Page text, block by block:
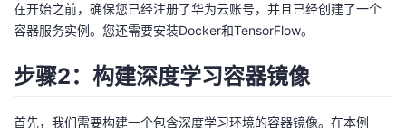
客
论
的
我
我
的
我
在开始之前，确保您已经注册了华为云账号，并且已经创建了一个
容器服务实例。您还需要安装Docker和TensorFlow。
步骤2：构建深度学习容器镜像
首先，我们需要构建一个包含深度学习环境的容器镜像。在本例